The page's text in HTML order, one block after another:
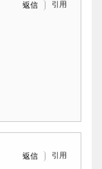
返信 引用
返信 引用